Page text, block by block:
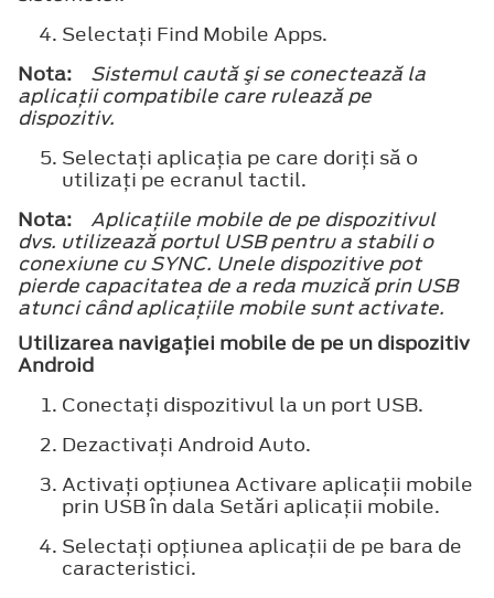
Selectaţi Find Mobile Apps.
Nota:
Sistemul caută şi se conectează la
aplicaţii compatibile care rulează pe
dispozitiv.
Selectaţi aplicaţia pe care doriţi să o
utilizaţi pe ecranul tactil.
Nota:
Aplicaţiile mobile de pe dispozitivul
dvs. utilizează portul USB pentru a stabili o
conexiune cu SYNC. Unele dispozitive pot
pierde capacitatea de a reda muzică prin USB
atunci când aplicaţiile mobile sunt activate.
Utilizarea navigaţiei mobile de pe un dispozitiv
Android
Conectaţi dispozitivul la un port USB.
Dezactivaţi Android Auto.
Activaţi opţiunea Activare aplicaţii mobile
prin USB în dala Setări aplicaţii mobile.
Selectaţi opţiunea aplicaţii de pe bara de
caracteristici.